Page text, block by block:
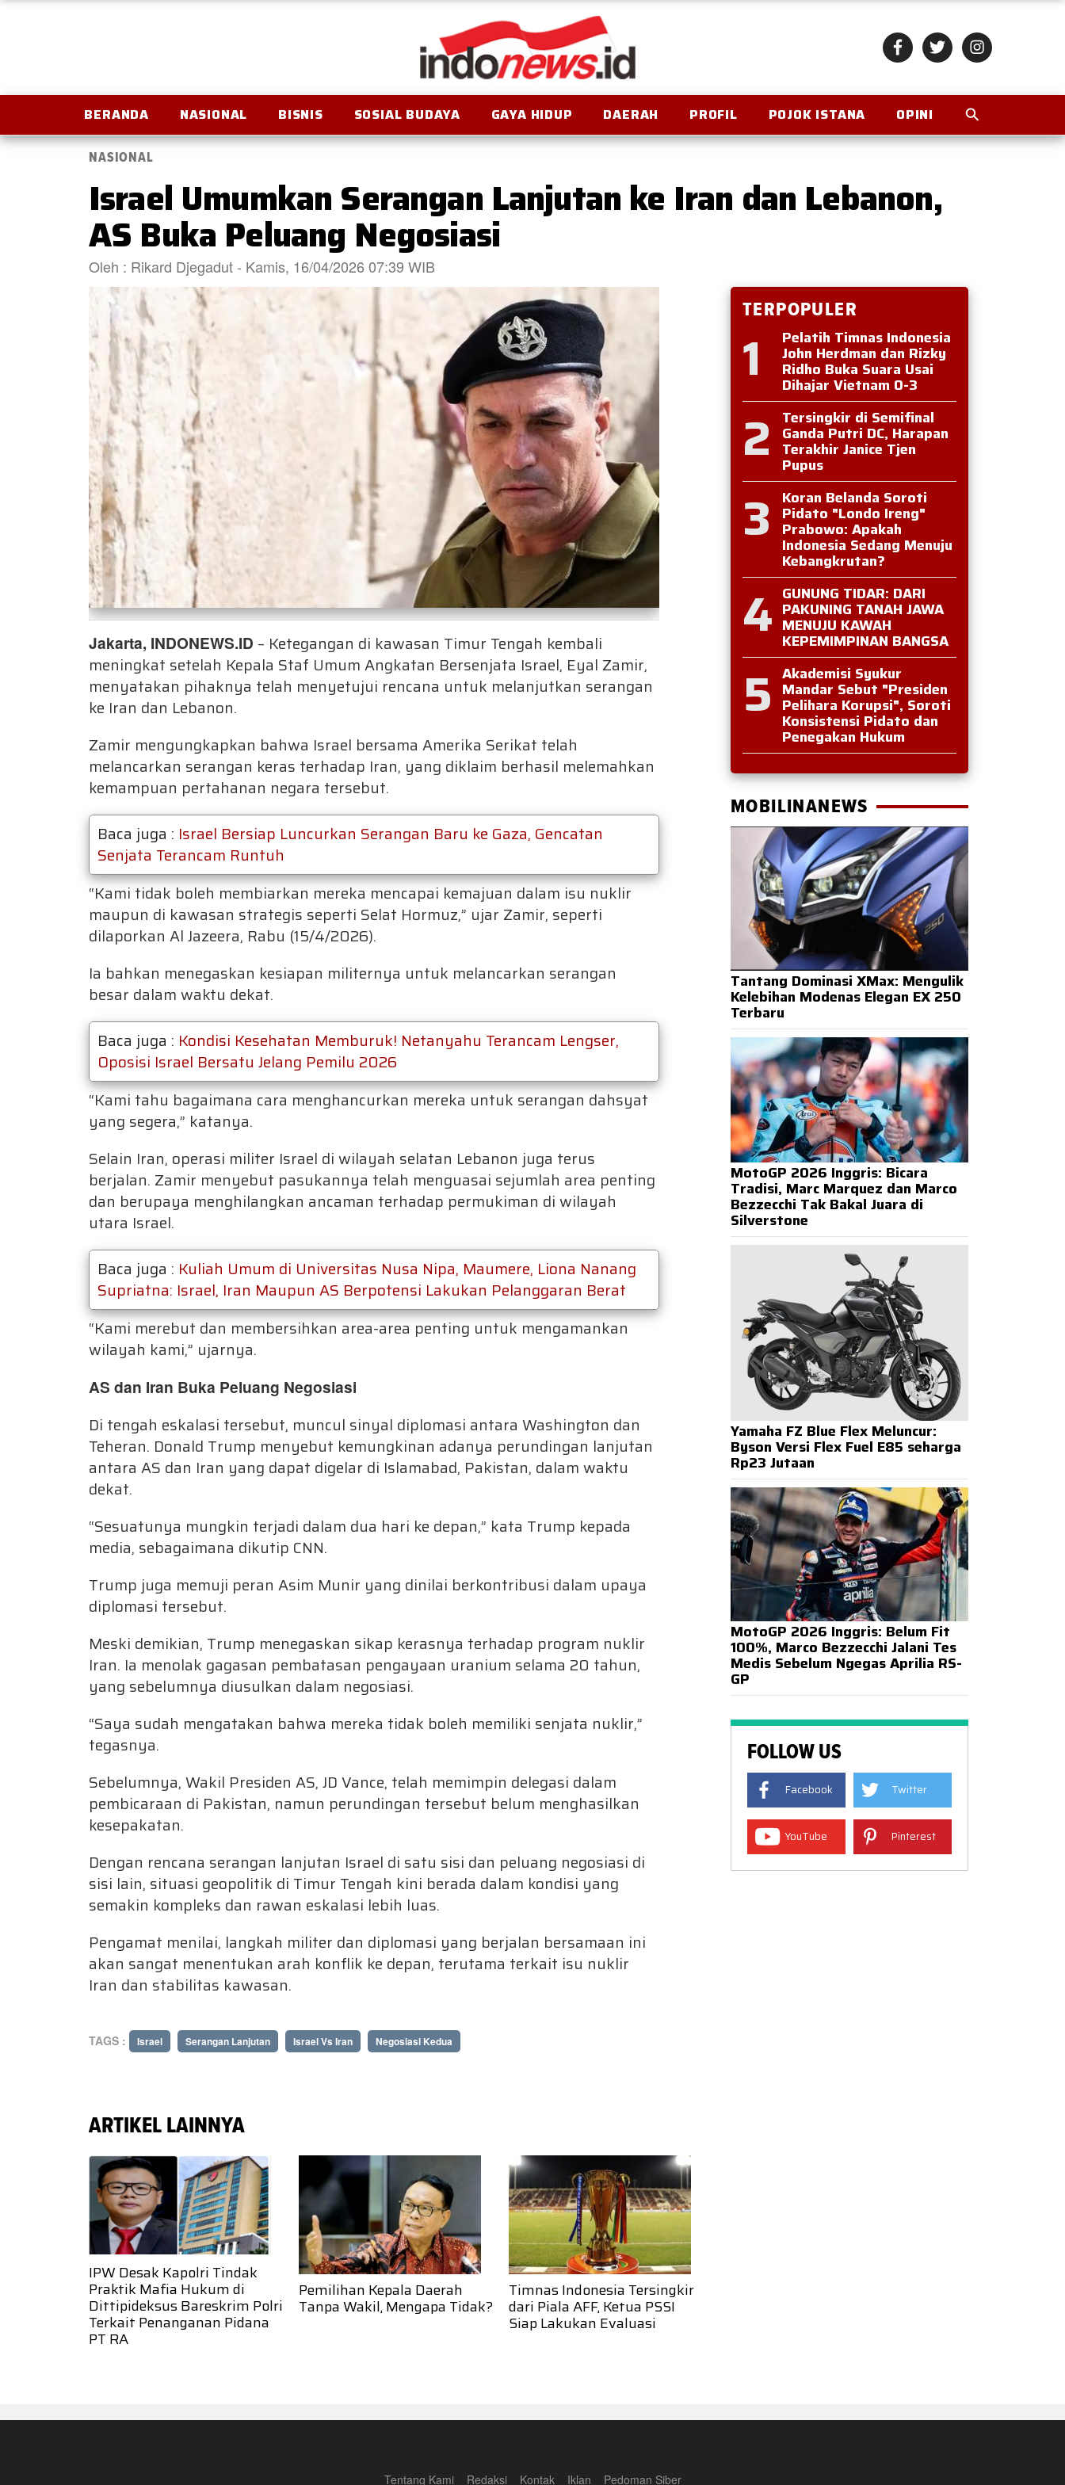
BERANDA NASIONAL BISNIS SOSIAL BUDAYA GAYA HIDUP DAERAH PROFIL POJOK ISTANA OPINI
NASIONAL
Israel Umumkan Serangan Lanjutan ke Iran dan Lebanon,
AS Buka Peluang Negosiasi
Oleh : Rikard Djegadut - Kamis, 16/04/2026 07:39 WIB
Jakarta, INDONEWS.ID – Ketegangan di kawasan Timur Tengah kembali
meningkat setelah Kepala Staf Umum Angkatan Bersenjata Israel, Eyal Zamir,
menyatakan pihaknya telah menyetujui rencana untuk melanjutkan serangan
ke Iran dan Lebanon.
Zamir mengungkapkan bahwa Israel bersama Amerika Serikat telah
melancarkan serangan keras terhadap Iran, yang diklaim berhasil melemahkan
kemampuan pertahanan negara tersebut.
Baca juga : Israel Bersiap Luncurkan Serangan Baru ke Gaza, Gencatan
Senjata Terancam Runtuh
“Kami tidak boleh membiarkan mereka mencapai kemajuan dalam isu nuklir
maupun di kawasan strategis seperti Selat Hormuz,” ujar Zamir, seperti
dilaporkan Al Jazeera, Rabu (15/4/2026).
Ia bahkan menegaskan kesiapan militernya untuk melancarkan serangan
besar dalam waktu dekat.
Baca juga : Kondisi Kesehatan Memburuk! Netanyahu Terancam Lengser,
Oposisi Israel Bersatu Jelang Pemilu 2026
“Kami tahu bagaimana cara menghancurkan mereka untuk serangan dahsyat
yang segera,” katanya.
Selain Iran, operasi militer Israel di wilayah selatan Lebanon juga terus
berjalan. Zamir menyebut pasukannya telah menguasai sejumlah area penting
dan berupaya menghilangkan ancaman terhadap permukiman di wilayah
utara Israel.
Baca juga : Kuliah Umum di Universitas Nusa Nipa, Maumere, Liona Nanang
Supriatna: Israel, Iran Maupun AS Berpotensi Lakukan Pelanggaran Berat
“Kami merebut dan membersihkan area-area penting untuk mengamankan
wilayah kami,” ujarnya.
AS dan Iran Buka Peluang Negosiasi
Di tengah eskalasi tersebut, muncul sinyal diplomasi antara Washington dan
Teheran. Donald Trump menyebut kemungkinan adanya perundingan lanjutan
antara AS dan Iran yang dapat digelar di Islamabad, Pakistan, dalam waktu
dekat.
“Sesuatunya mungkin terjadi dalam dua hari ke depan,” kata Trump kepada
media, sebagaimana dikutip CNN.
Trump juga memuji peran Asim Munir yang dinilai berkontribusi dalam upaya
diplomasi tersebut.
Meski demikian, Trump menegaskan sikap kerasnya terhadap program nuklir
Iran. Ia menolak gagasan pembatasan pengayaan uranium selama 20 tahun,
yang sebelumnya diusulkan dalam negosiasi.
“Saya sudah mengatakan bahwa mereka tidak boleh memiliki senjata nuklir,”
tegasnya.
Sebelumnya, Wakil Presiden AS, JD Vance, telah memimpin delegasi dalam
pembicaraan di Pakistan, namun perundingan tersebut belum menghasilkan
kesepakatan.
Dengan rencana serangan lanjutan Israel di satu sisi dan peluang negosiasi di
sisi lain, situasi geopolitik di Timur Tengah kini berada dalam kondisi yang
semakin kompleks dan rawan eskalasi lebih luas.
Pengamat menilai, langkah militer dan diplomasi yang berjalan bersamaan ini
akan sangat menentukan arah konflik ke depan, terutama terkait isu nuklir
Iran dan stabilitas kawasan.
TAGS : Israel Serangan Lanjutan Israel Vs Iran Negosiasi Kedua
ARTIKEL LAINNYA
IPW Desak Kapolri Tindak
Praktik Mafia Hukum di
Dittipideksus Bareskrim Polri
Terkait Penanganan Pidana
PT RA
Pemilihan Kepala Daerah
Tanpa Wakil, Mengapa Tidak?
Timnas Indonesia Tersingkir
dari Piala AFF, Ketua PSSI
Siap Lakukan Evaluasi
TERPOPULER
1 Pelatih Timnas Indonesia
John Herdman dan Rizky
Ridho Buka Suara Usai
Dihajar Vietnam 0-3
2 Tersingkir di Semifinal
Ganda Putri DC, Harapan
Terakhir Janice Tjen
Pupus
3 Koran Belanda Soroti
Pidato "Londo Ireng"
Prabowo: Apakah
Indonesia Sedang Menuju
Kebangkrutan?
4 GUNUNG TIDAR: DARI
PAKUNING TANAH JAWA
MENUJU KAWAH
KEPEMIMPINAN BANGSA
5 Akademisi Syukur
Mandar Sebut "Presiden
Pelihara Korupsi", Soroti
Konsistensi Pidato dan
Penegakan Hukum
MOBILINANEWS
Tantang Dominasi XMax: Mengulik
Kelebihan Modenas Elegan EX 250
Terbaru
MotoGP 2026 Inggris: Bicara
Tradisi, Marc Marquez dan Marco
Bezzecchi Tak Bakal Juara di
Silverstone
Yamaha FZ Blue Flex Meluncur:
Byson Versi Flex Fuel E85 seharga
Rp23 Jutaan
MotoGP 2026 Inggris: Belum Fit
100%, Marco Bezzecchi Jalani Tes
Medis Sebelum Ngegas Aprilia RS-
GP
FOLLOW US
Facebook Twitter
YouTube Pinterest
Tentang Kami Redaksi Kontak Iklan Pedoman Siber